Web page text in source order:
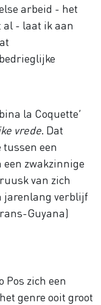
arbeid - het
al - laat ik aan
la Coquette’
vrede . Dat
een
zwakzinnige
van zich
jarenlang verblijf
Guyana)
Pos zich een
genre ooit groot